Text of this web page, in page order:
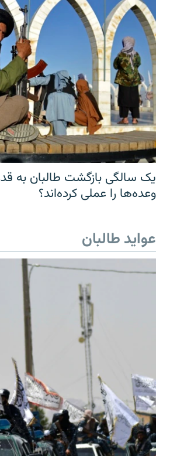
یک سالگی بازگشت طالبان به
وعده‌ها را عملی کرده‌اند؟
عواید طالبان